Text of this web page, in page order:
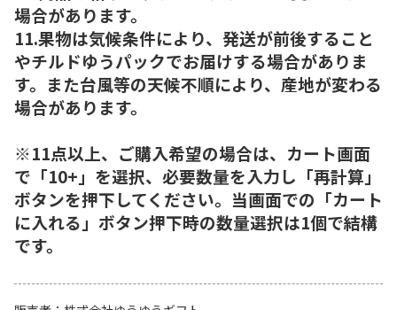
場合があります。
11.果物は気候条件により、発送が前後すること
やチルドゆうパックでお届けする場合がありま
す。また台風等の天候不順により、産地が変わる
場合があります。
※11点以上、ご購入希望の場合は、カート画面
で「10+」を選択、必要数量を入力し「再計算」
ボタンを押下してください。当画面での「カート
に入れる」ボタン押下時の数量選択は1個で結構
です。